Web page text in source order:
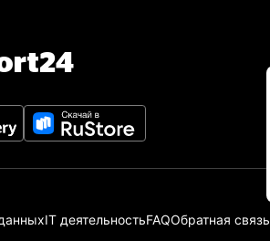
IT деятельностьFAQОбратная связь